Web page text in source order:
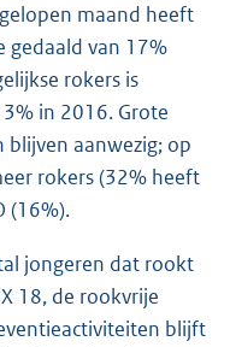
maand heeft
gedaald van 17%
rokers is
in 2016. Grote
blijven aanwezig; op
rokers (32% heeft
(16%).
jongeren dat rookt
18, de rookvrije
blijft